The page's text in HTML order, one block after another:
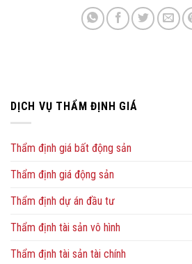
DỊCH VỤ THẨM ĐỊNH GIÁ
Thẩm định giá bất động sản
Thẩm định giá động sản
Thẩm định dự án đầu tư
Thẩm định tài sản vô hình
Thẩm định tài sản tài chính